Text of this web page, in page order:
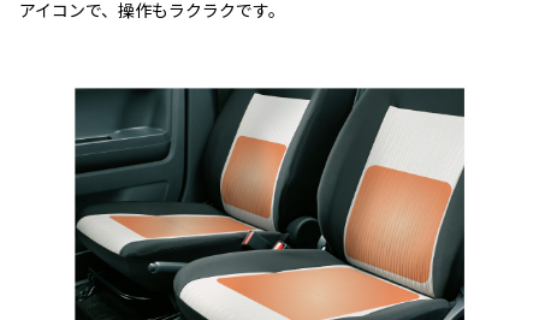
アイコンで、操作もラクラクです。